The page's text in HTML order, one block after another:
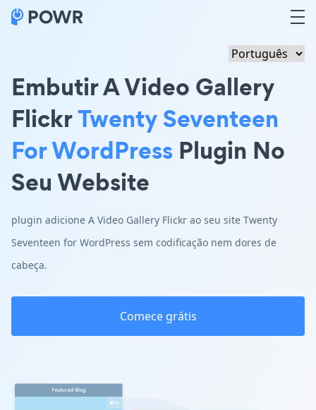
Embutir A Video Gallery
FlickrTwenty Seventeen
For WordPress Plugin No
Seu Website
plugin adicione A Video Gallery Flickr ao seu site Twenty
Seventeen for WordPress sem codificação nem dores de
cabeça.
Comece grátis